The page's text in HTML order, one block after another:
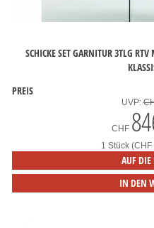
SCHICKE SET GARNITUR 3TLG
PREIS
UVP:
CHF
1 Stück
AUF DIE
IN DEN